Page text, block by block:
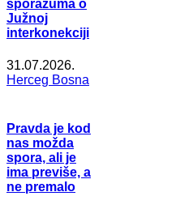
sporazuma o
Južnoj
interkonekciji
31.07.2026.
Herceg Bosna
Pravda je kod
nas možda
spora, ali je
ima previše, a
ne premalo